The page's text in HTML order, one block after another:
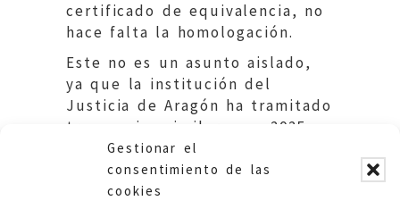
Gestionar el
consentimiento de las
cookies
certificado de equivalencia, no
hace falta la homologación.
Este no es un asunto aislado,
ya que la institución del
Justicia de Aragón ha tramitado
tres quejas similares en 2025
que ha resuelto de la misma
manera.